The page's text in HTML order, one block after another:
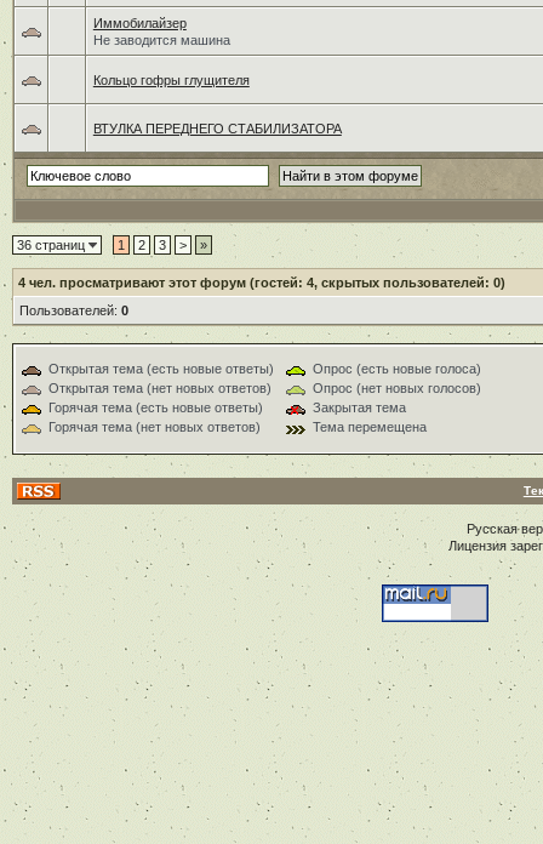
Иммобилайзер
Не заводится машина
Кольцо гофры глущителя
ВТУЛКА ПЕРЕДНЕГО СТАБИЛИЗАТОРА
36 страниц 1 2 3 > »
4чел. просматривают этот форум (гостей: 4, скрытых пользователей: 0)
Пользователей: 0
Открытая тема (есть новые ответы)
Открытая тема (нет новых ответов)
Горячая тема (есть новые ответы)
Горячая тема (нет новых ответов)
Опрос (есть новые голоса)
Опрос (нет новых голосов)
Закрытая тема
Тема перемещена
Русская
Лицензия